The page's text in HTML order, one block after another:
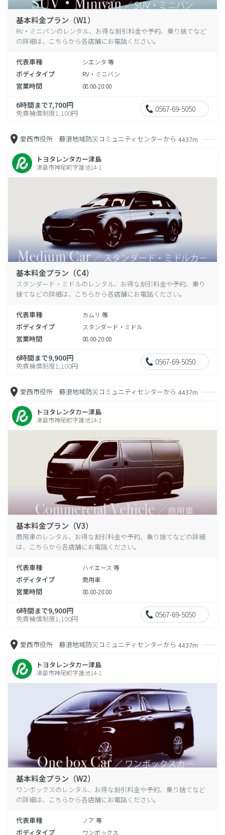
基本料金プラン（W1）
RV・ミニバンのレンタル、お得な割引料金や予約、乗り捨てなど
の詳細は、こちらから各店舗にお電話ください。
代表車種 シエンタ 等
ボディタイプ RV・ミニバン
営業時間 08:00-20:00
6時間まで7,700円
免責補償制度1,100円 0567-69-5050
愛西市役所 藤浪地域防災コミュニティセンターから 4437m
トヨタレンタカー津島
津島市神尾町字蓮池14-1
基本料金プラン（C4）
スタンダード・ミドルのレンタル、お得な割引料金や予約、乗り
捨てなどの詳細は、こちらから各店舗にお電話ください。
代表車種 カムリ 等
ボディタイプ スタンダード・ミドル
営業時間 08:00-20:00
6時間まで9,900円
免責補償制度1,100円 0567-69-5050
愛西市役所 藤浪地域防災コミュニティセンターから 4437m
トヨタレンタカー津島
津島市神尾町字蓮池14-1
基本料金プラン（V3）
商用車のレンタル、お得な割引料金や予約、乗り捨てなどの詳細
は、こちらから各店舗にお電話ください。
代表車種 ハイエース 等
ボディタイプ 商用車
営業時間 08:00-20:00
6時間まで9,900円
免責補償制度1,100円 0567-69-5050
愛西市役所 藤浪地域防災コミュニティセンターから 4437m
トヨタレンタカー津島
津島市神尾町字蓮池14-1
基本料金プラン（W2）
ワンボックスのレンタル、お得な割引料金や予約、乗り捨てなど
の詳細は、こちらから各店舗にお電話ください。
代表車種 ノア 等
ボディタイプ ワンボックス